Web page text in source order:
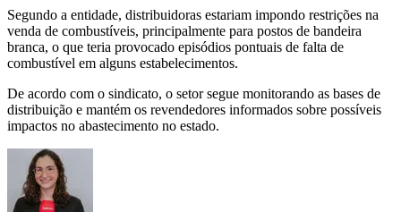
Segundo a entidade, distribuidoras estariam impondo restrições na
venda de combustíveis, principalmente para postos de bandeira
branca, o que teria provocado episódios pontuais de falta de
combustível em alguns estabelecimentos.
De acordo com o sindicato, o setor segue monitorando as bases de
distribuição e mantém os revendedores informados sobre possíveis
impactos no abastecimento no estado.